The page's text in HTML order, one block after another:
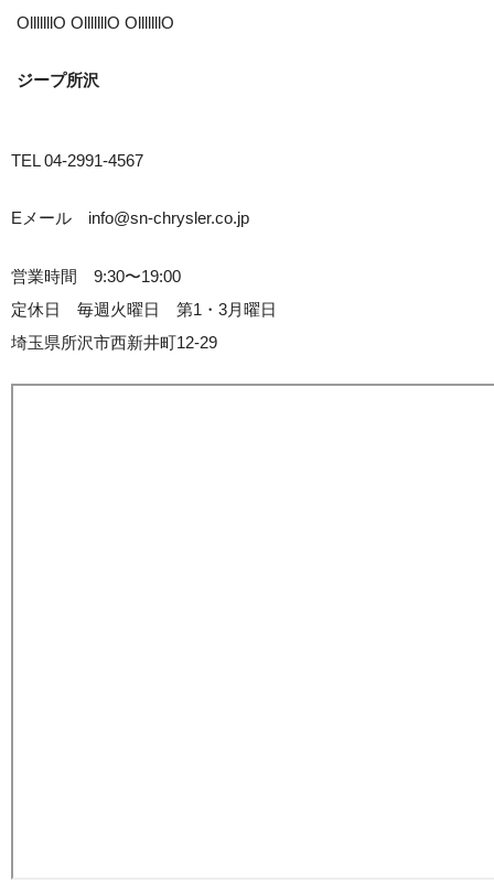
OlllllllO OlllllllO OlllllllO
ジープ所沢
TEL 04-2991-4567
Eメール info@sn-chrysler.co.jp
営業時間 9:30〜19:00
定休日 毎週火曜日 第1・3月曜日
埼玉県所沢市西新井町12-29